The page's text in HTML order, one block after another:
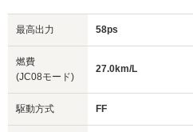
最高出力 58ps
燃費
(JC08モード)
27.0km/L
駆動方式 FF